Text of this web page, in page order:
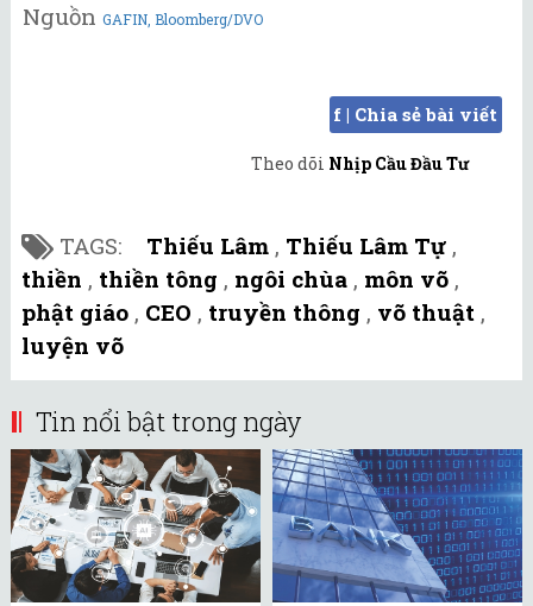
Nguồn GAFIN, Bloomberg/DVO
f | Chia sẻ bài viết
Theo dõi Nhịp Cầu Đầu Tư
TAGS: Thiếu Lâm , Thiếu Lâm Tự ,
thiền , thiền tông , ngôi chùa , môn võ ,
phật giáo , CEO , truyền thông , võ thuật ,
luyện võ
Tin nổi bật trong ngày